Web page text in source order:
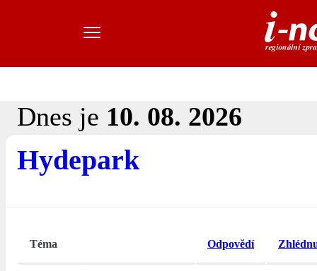
Dnes je 10. 08. 2026
Hydepark
Téma Odpovědí